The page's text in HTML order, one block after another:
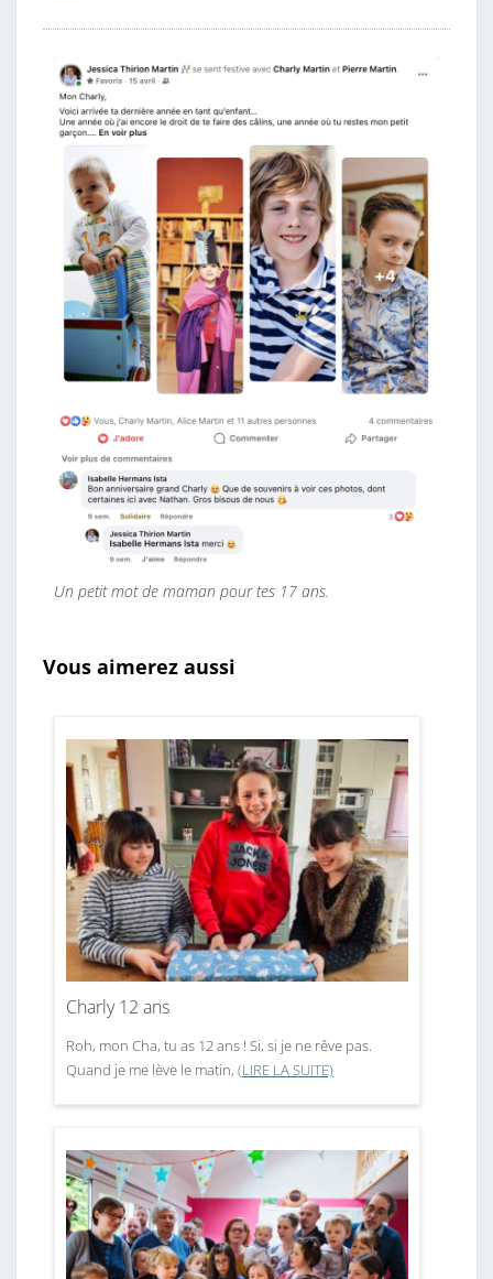
Un petit mot de maman pour tes 17 ans.
Vous aimerez aussi
Charly 12 ans
Roh, mon Cha, tu as 12 ans ! Si, si je ne rêve pas.
Quand je me lève le matin, (LIRE LA SUITE)